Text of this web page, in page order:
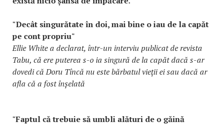
"Decât singurătate în doi, mai bine o iau de la capăt
pe cont propriu"
Ellie White a declarat, într-un interviu publicat de revista
Tabu, că ere puterea s-o ia singură de la capăt dacă s-ar
dovedi că Doru Tîncă nu este bărbatul vieţii ei sau dacă ar
afla că a fost înșelată
"Faptul că trebuie să umbli alături de o găină